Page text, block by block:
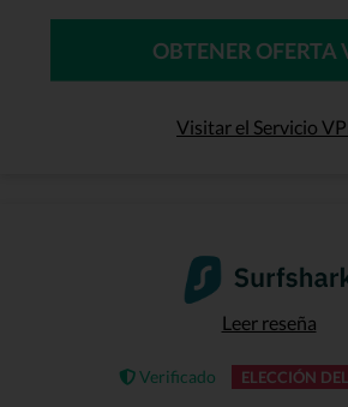
OBTENER OFERTA
Visitar el Servicio
Leer reseña
Verificado ELECCIÓN